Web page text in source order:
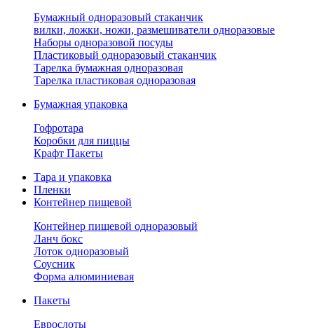
Бумажный одноразовый стаканчик
вилки, ложки, ножи, размешиватели одноразовые
Наборы одноразовой посуды
Пластиковый одноразовый стаканчик
Тарелка бумажная одноразовая
Тарелка пластиковая одноразовая
Бумажная упаковка
Гофротара
Коробки для пиццы
Крафт Пакеты
Тара и упаковка
Пленки
Контейнер пищевой
Контейнер пищевой одноразовый
Ланч бокс
Лоток одноразовый
Соусник
Форма алюминиевая
Пакеты
Еврослоты